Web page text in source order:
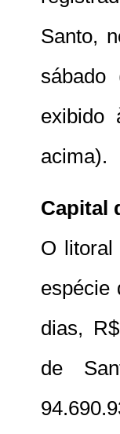
Santo,
sábado
exibido
acima).
Capital
O litoral
espécie
dias,
de